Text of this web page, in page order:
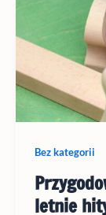
Bez kategorii
letnie